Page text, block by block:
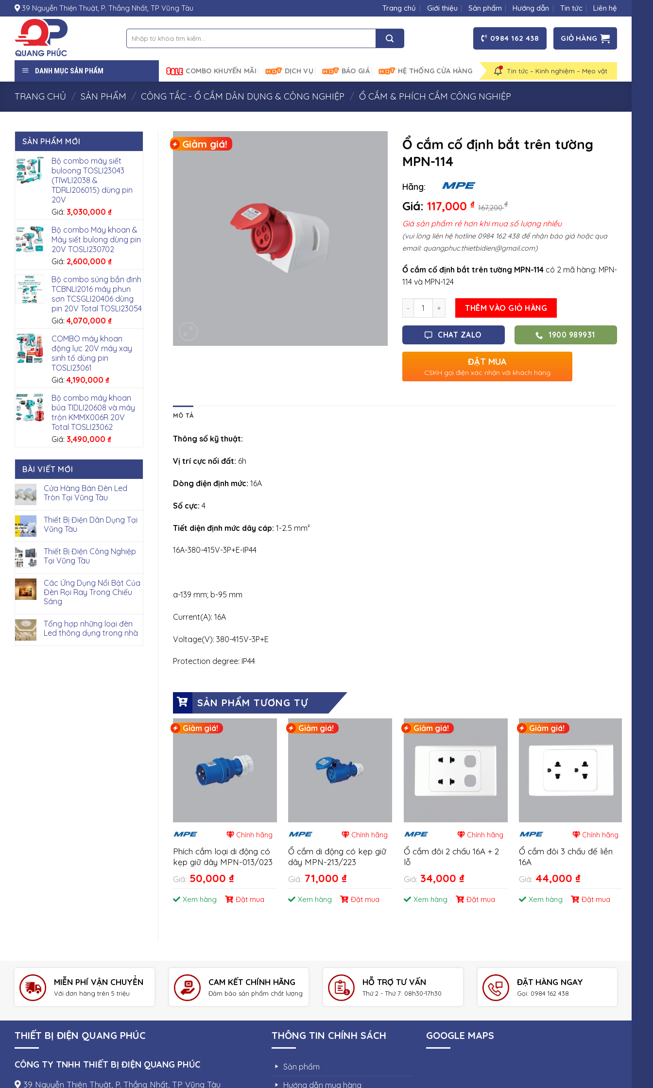
to
content
39 Nguyễn Thiện Thuật, P. Thắng Nhất, TP Vũng Tàu Trang chủ Giới thiệu Sản phẩm Hướng dẫn Tin tức Liên hệ
Tìm
kiếm:
0984 162 438 GIỎ HÀNG
DANH MỤC SẢN PHẨM COMBO KHUYẾN MÃI DỊCH VỤ BÁO GIÁ HỆ THỐNG CỬA HÀNG Tin tức – Kinh nghiệm – Mẹo vặt
TRANG CHỦ / SẢN PHẨM / CÔNG TẮC - Ổ CẮM DÂN DỤNG & CÔNG NGHIỆP / Ổ CẮM & PHÍCH CẮM CÔNG NGHIỆP
SẢN PHẨM MỚI
Bộ combo máy siết
buloong TOSLI23043
(TIWLI2038 &
TDRLI206015) dùng pin
20V
Giá: 3,030,000 ₫
Bộ combo Máy khoan &
Máy siết bulong dùng pin
20V TOSLI230702
Giá: 2,600,000 ₫
Bộ combo súng bắn đinh
TCBNLI2016 máy phun
sơn TCSGLI20406 dùng
pin 20V Total TOSLI23054
Giá: 4,070,000 ₫
COMBO máy khoan
động lực 20V máy xay
sinh tố dùng pin
TOSLI23061
Giá: 4,190,000 ₫
Bộ combo máy khoan
búa TIDLI20608 và máy
trộn KMMX006R 20V
Total TOSLI23062
Giá: 3,490,000 ₫
BÀI VIẾT MỚI
Cửa Hàng Bán Đèn Led
Tròn Tại Vũng Tàu
Thiết Bị Điện Dân Dụng Tại
Vũng Tàu
Thiết Bị Điện Công Nghiệp
Tại Vũng Tàu
Các Ứng Dụng Nổi Bật Của
Đèn Rọi Ray Trong Chiếu
Sáng
Tổng hợp những loại đèn
Led thông dụng trong nhà
Giảm giá!
Ổ cắm cố định bắt trên tường
MPN-114
Giá: 167,200₫
117,000 ₫
Hãng:
Giá sản phẩm rẻ hơn khi mua số lượng nhiều
(vui lòng liên hệ hotline 0984 162 438 để nhận báo giá hoặc qua
email: quangphuc.thietbidien@gmail.com)
Ổ cắm cố định bắt trên tường MPN-114 có 2 mã hàng: MPN-
114 và MPN-124
Số lượng THÊM VÀO GIỎ HÀNG
CHAT ZALO 1900 989931
ĐẶT MUA
CSKH gọi điện xác nhận với khách hàng
MÔ TẢ
Thông số kỹ thuật:
Vị trí cực nối đất: 6h
Dòng điện định mức: 16A
Số cực: 4
Tiết diện định mức dây cáp: 1-2.5 mm²
16A-380-415V-3P+E-IP44
a-139 mm; b-95 mm
Current(A): 16A
Voltage(V): 380-415V-3P+E
Protection degree: IP44
SẢN PHẨM TƯƠNG TỰ
Giảm giá!
Chính hãng
Phích cắm loại di động có
kẹp giữ dây MPN-013/023
Giá: 50,000 ₫
Xem hàng Đặt mua
Giảm giá!
Chính hãng
Ổ cắm di động có kẹp giữ
dây MPN-213/223
Giá: 71,000 ₫
Xem hàng Đặt mua
Giảm giá!
Chính hãng
Ổ cắm đôi 2 chấu 16A + 2
lỗ
Giá: 34,000 ₫
Xem hàng Đặt mua
Giảm giá!
Chính hãng
Ổ cắm đôi 3 chấu đế liền
16A
Giá: 44,000 ₫
Xem hàng Đặt mua
MIỄN PHÍ VẬN CHUYỂN
Với đơn hàng trên 5 triệu
CAM KẾT CHÍNH HÃNG
Đảm bảo sản phẩm chất lượng
HỖ TRỢ TƯ VẤN
Thứ 2 - Thứ 7: 08h30-17h30
ĐẶT HÀNG NGAY
Gọi: 0984 162 438
THIẾT BỊ ĐIỆN QUANG PHÚC
CÔNG TY TNHH THIẾT BỊ ĐIỆN QUANG PHÚC
39 Nguyễn Thiện Thuật, P. Thắng Nhất, TP Vũng Tàu
THÔNG TIN CHÍNH SÁCH
Sản phẩm
Hướng dẫn mua hàng
GOOGLE MAPS